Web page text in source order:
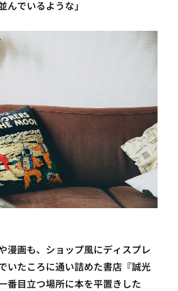
んでいるような」
漫画も、ショップ風にディスプレ
いたころに通い詰めた書店『誠光
番目立つ場所に本を平置きした